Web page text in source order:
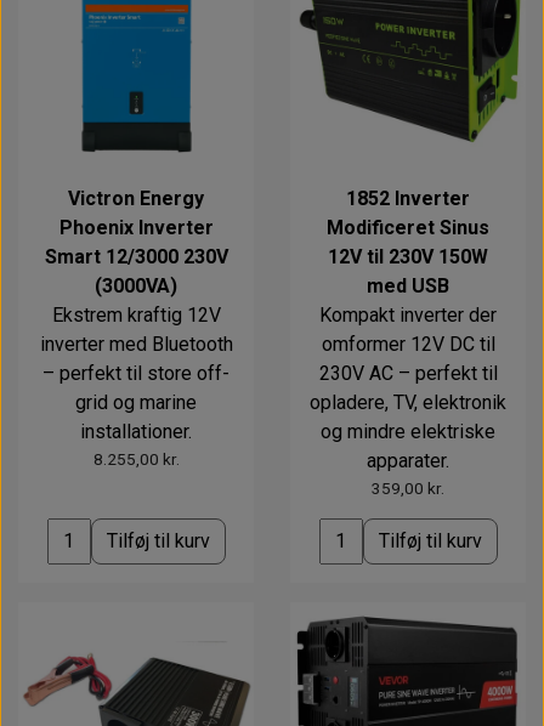
Victron Energy
Phoenix Inverter
Smart 12/3000 230V
(3000VA)
Ekstrem kraftig 12V
inverter med Bluetooth
– perfekt til store off-
grid og marine
installationer.
8.255,00 kr.
Tilføj til kurv
1852 Inverter
Modificeret Sinus
12V til 230V 150W
med USB
Kompakt inverter der
omformer 12V DC til
230V AC – perfekt til
opladere, TV, elektronik
og mindre elektriske
apparater.
359,00 kr.
Tilføj til kurv